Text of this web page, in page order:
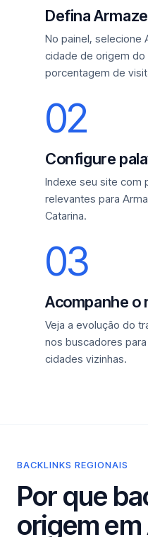
Defina
No painel, selecione
cidade de origem
porcentagem de
02
Configure
Indexe seu site com
relevantes para
Catarina.
03
Acompanhe o
Veja a evolução do
nos buscadores
cidades vizinhas.
BACKLINKS REGIONAIS
Por que
origem